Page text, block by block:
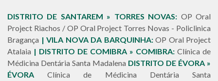
DISTRITO DE SANTAREM » TORRES NOVAS: OP Oral
Project Riachos / OP Oral Project Torres Novas - Policlinica
Bragança | VILA NOVA DA BARQUINHA: OP Oral Project
Atalaia | DISTRITO DE COMIBRA » COMIBRA: Clínica de
Médicina Dentária Santa Madalena DISTRITO DE ÉVORA »
ÉVORA
Clínica de Médicina Dentária Santa